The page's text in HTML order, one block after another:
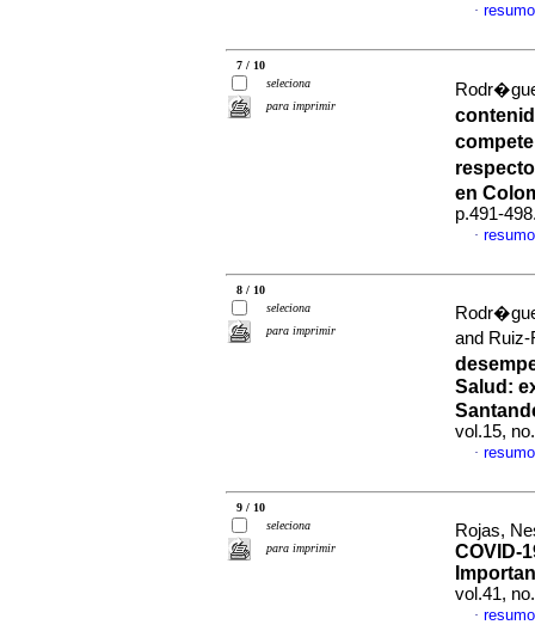
·
7 / 10
seleciona
para imprimir
en
p.491-
·
8 / 10
seleciona
para imprimir
and
Salud:
vol.15,
·
9 / 10
seleciona
para imprimir
Rojas,
COVID-
vol.41,
·